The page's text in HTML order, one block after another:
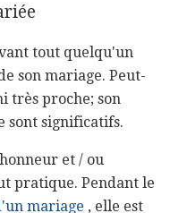
tout quelqu'un
son mariage. Peut-
très proche; son
sont significatifs.
et / ou
pratique. Pendant le
mariage , elle est